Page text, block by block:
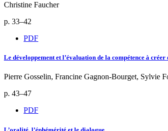
Christine Faucher
p. 33–42
PDF
Le développement et l’évaluation de la compétence à
Pierre Gosselin, Francine Gagnon-Bourget, Sylvie
p. 43–47
PDF